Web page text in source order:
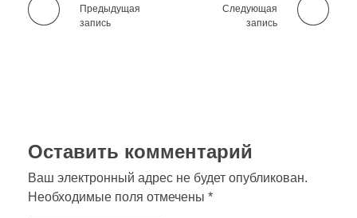
Предыдущая
запись
Следующая
запись
Оставить комментарий
Ваш электронный адрес не будет опубликован.
Необходимые поля отмечены *